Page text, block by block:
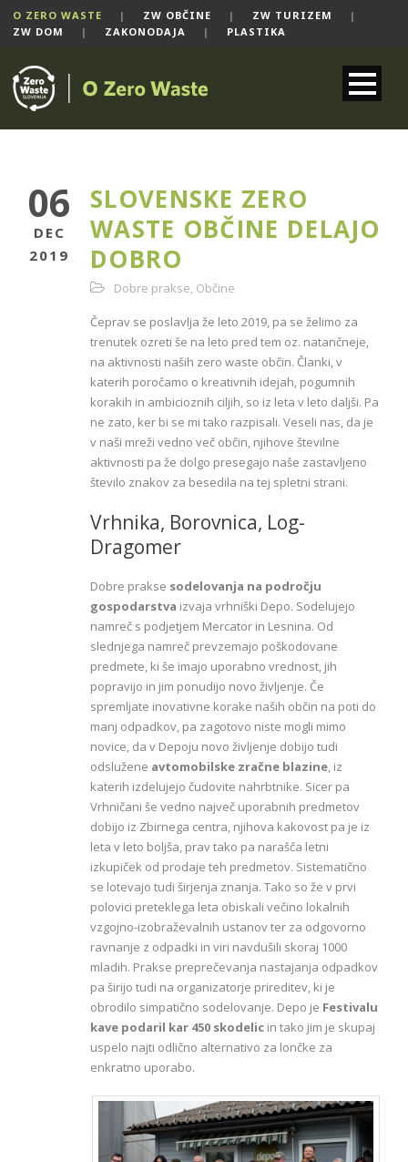
O ZERO WASTE | ZW OBČINE | ZW TURIZEM
|
ZW DOM
| ZAKONODAJA | PLASTIKA
06
DEC
2019
SLOVENSKE ZERO
WASTE OBČINE DELAJO
DOBRO
Dobre prakse, Občine
Čeprav se poslavlja že leto 2019, pa se želimo za
trenutek ozreti še na leto pred tem oz. natančneje,
na aktivnosti naših zero waste občin. Članki, v
katerih poročamo o kreativnih idejah, pogumnih
korakih in ambicioznih ciljih, so iz leta v leto daljši. Pa
ne zato, ker bi se mi tako razpisali. Veseli nas, da je
v naši mreži vedno več občin, njihove številne
aktivnosti pa že dolgo presegajo naše zastavljeno
število znakov za besedila na tej spletni strani.
Vrhnika, Borovnica, Log-
Dragomer
Dobre prakse sodelovanja na področju
gospodarstva izvaja vrhniški Depo. Sodelujejo
namreč s podjetjem Mercator in Lesnina. Od
slednjega namreč prevzemajo poškodovane
predmete, ki še imajo uporabno vrednost, jih
popravijo in jim ponudijo novo življenje. Če
spremljate inovativne korake naših občin na poti do
manj odpadkov, pa zagotovo niste mogli mimo
novice, da v Depoju novo življenje dobijo tudi
odslužene avtomobilske zračne blazine, iz
katerih izdelujejo čudovite nahrbtnike. Sicer pa
Vrhničani še vedno največ uporabnih predmetov
dobijo iz Zbirnega centra, njihova kakovost pa je iz
leta v leto boljša, prav tako pa narašča letni
izkupiček od prodaje teh predmetov. Sistematično
se lotevajo tudi širjenja znanja. Tako so že v prvi
polovici preteklega leta obiskali večino lokalnih
vzgojno-izobraževalnih ustanov ter za odgovorno
ravnanje z odpadki in viri navdušili skoraj 1000
mladih. Prakse preprečevanja nastajanja odpadkov
pa širijo tudi na organizatorje prireditev, ki je
obrodilo simpatično sodelovanje. Depo je Festivalu
kave podaril kar 450 skodelic in tako jim je skupaj
uspelo najti odlično alternativo za lončke za
enkratno uporabo.